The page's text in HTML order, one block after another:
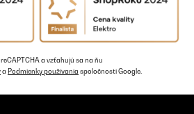
a vzťahujú sa na ňu
a Podmienky používania spoločnosti Google.